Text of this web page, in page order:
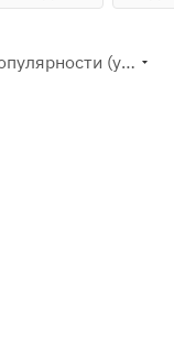
По популярности (убывание)